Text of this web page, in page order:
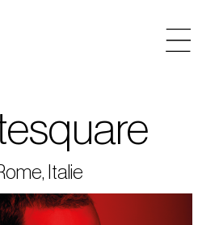
agenda
tickets
Italie